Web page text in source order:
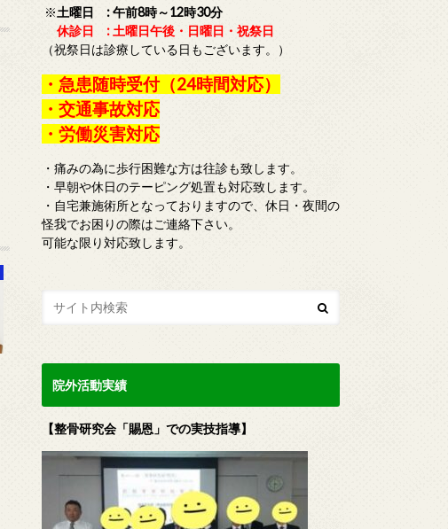
※土曜日 : 午前8時～12時30分
休診日 : 土曜日午後・日曜日・祝祭日
（祝祭日は診療している日もございます。）
・急患随時受付（24時間対応）
・交通事故対応
・労働災害対応
・痛みの為に歩行困難な方は往診も致します。
・早朝や休日のテーピング処置も対応致します。
・自宅兼施術所となっておりますので、休日・夜間の
怪我でお困りの際はご連絡下さい。
可能な限り対応致します。
院外活動実績
【整骨研究会「賜恩」での実技指導】